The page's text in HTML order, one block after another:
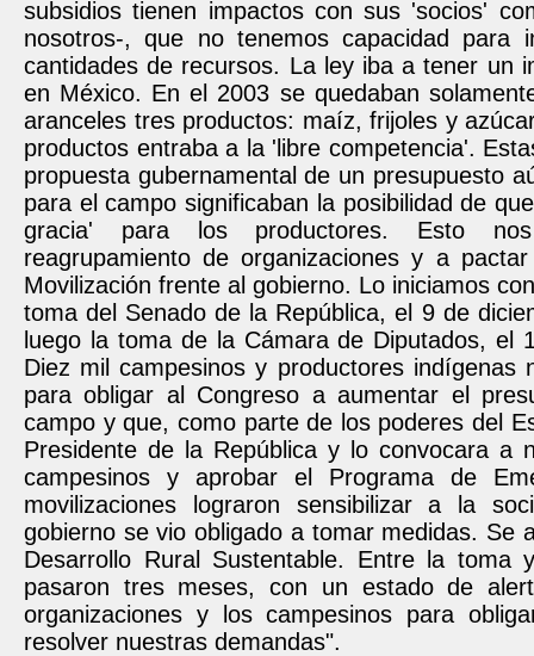
subsidios tienen impactos con sus 'socios'
nosotros-, que no tenemos capacidad para
cantidades de recursos. La ley iba a tener un
en México. En el 2003 se quedaban
aranceles tres productos: maíz, frijoles y
productos entraba a la 'libre competencia'.
propuesta gubernamental de un presupuesto
para el campo significaban la posibilidad de
gracia' para los productores. Esto
reagrupamiento de organizaciones y a
Movilización frente al gobierno. Lo iniciamos
toma del Senado de la República, el 9 de
luego la toma de la Cámara de Diputados, el
Diez mil campesinos y productores indígenas
para obligar al Congreso a aumentar el
campo y que, como parte de los poderes del
Presidente de la República y lo convocara a
campesinos y aprobar el Programa de
movilizaciones lograron sensibilizar a la
gobierno se vio obligado a tomar medidas. Se
Desarrollo Rural Sustentable. Entre la toma
pasaron tres meses, con un estado de
organizaciones y los campesinos para
resolver nuestras demandas".